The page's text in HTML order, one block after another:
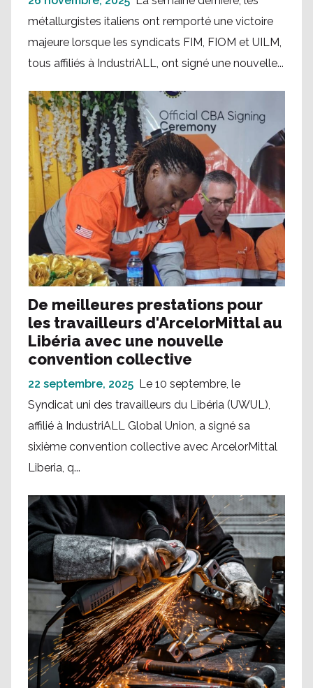
métallurgistes italiens ont remporté une victoire
majeure lorsque les syndicats FIM, FIOM et UILM,
tous affiliés à IndustriALL, ont signé une nouvelle...
De meilleures prestations pour
les travailleurs d'ArcelorMittal au
Libéria avec une nouvelle
convention collective
22 septembre, 2025 Le 10 septembre, le
Syndicat uni des travailleurs du Libéria (UWUL),
affilié à IndustriALL Global Union, a signé sa
sixième convention collective avec ArcelorMittal
Liberia, q...